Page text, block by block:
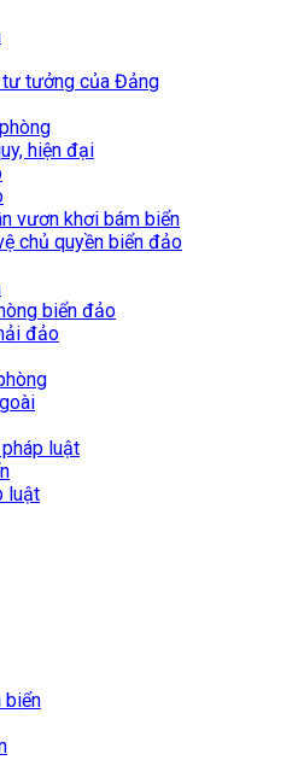
tư tưởng của Đảng
hiện đại
vươn khơi bám biển
chủ quyền biển đảo
biển đảo
đảo
luật
luật
biển